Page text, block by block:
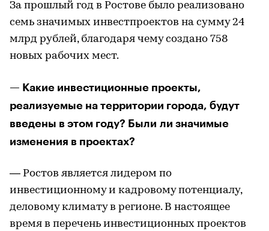
За прошлый год в Ростове было реализовано
семь значимых инвестпроектов на сумму 24
млрд рублей, благодаря чему создано 758
новых рабочих мест.
— Какие инвестиционные проекты,
реализуемые на территории города, будут
введены в этом году? Были ли значимые
изменения в проектах?
— Ростов является лидером по
инвестиционному и кадровому потенциалу,
деловому климату в регионе. В настоящее
время в перечень инвестиционных проектов